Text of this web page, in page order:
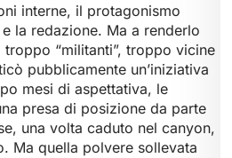
interne, il protagonismo
la redazione. Ma a renderlo
“militanti”, troppo vicine
pubblicamente un’iniziativa
mesi di aspettativa, le
presa di posizione da parte
una volta caduto nel canyon,
Ma quella polvere sollevata